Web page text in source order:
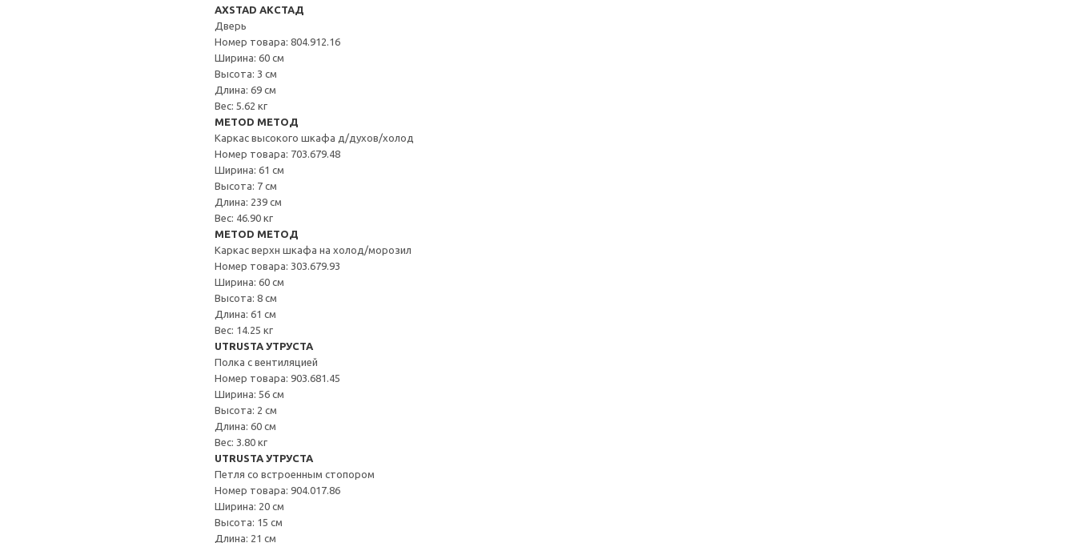
AXSTAD АКСТАД
Дверь
Номер товара: 804.912.16
Ширина: 60 см
Высота: 3 см
Длина: 69 см
Вес: 5.62 кг
METOD МЕТОД
Каркас высокого шкафа д/духов/холод
Номер товара: 703.679.48
Ширина: 61 см
Высота: 7 см
Длина: 239 см
Вес: 46.90 кг
METOD МЕТОД
Каркас верхн шкафа на холод/морозил
Номер товара: 303.679.93
Ширина: 60 см
Высота: 8 см
Длина: 61 см
Вес: 14.25 кг
UTRUSTA УТРУСТА
Полка с вентиляцией
Номер товара: 903.681.45
Ширина: 56 см
Высота: 2 см
Длина: 60 см
Вес: 3.80 кг
UTRUSTA УТРУСТА
Петля со встроенным стопором
Номер товара: 904.017.86
Ширина: 20 см
Высота: 15 см
Длина: 21 см